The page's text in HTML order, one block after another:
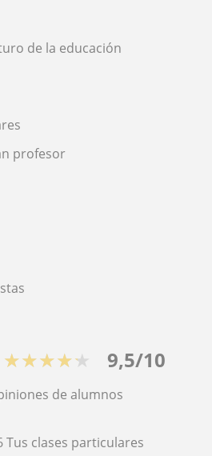
de la educación
profesor
★★★★★ 9,5/10
de alumnos
Tus clases particulares